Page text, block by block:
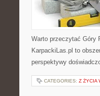
Warto przeczytać Góry
KarpackiLas.pl to
perspektywy
CATEGORIES: Z ŻYCIA